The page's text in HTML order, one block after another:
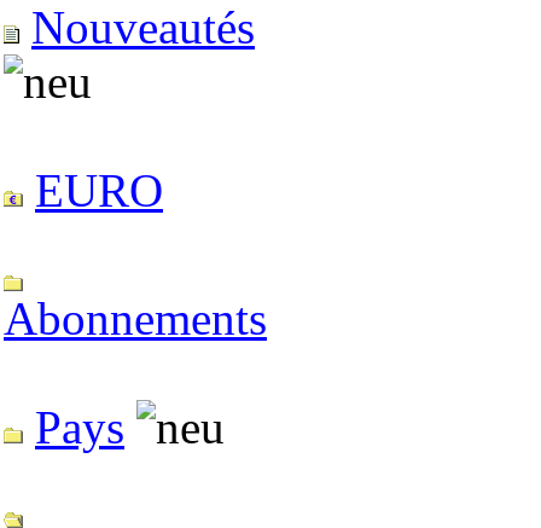
Nouveautés
EURO
Abonnements
Pays